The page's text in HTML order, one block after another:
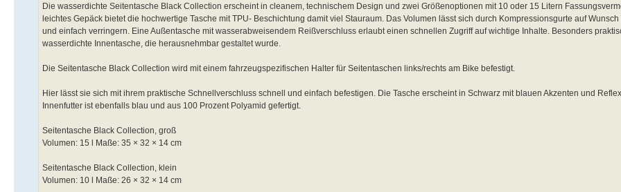
Die wasserdichte Seitentasche Black Collection erscheint in cleanem, technischem Design und zwei Größenoptionen mit 10 oder 15 Litern
leichtes Gepäck bietet die hochwertige Tasche mit TPU- Beschichtung damit viel Stauraum. Das Volumen lässt sich durch Kompressionsgurte auf
und einfach verringern. Eine Außentasche mit wasserabweisendem Reißverschluss erlaubt einen schnellen Zugriff auf wichtige Inhalte. Besonders
wasserdichte Innentasche, die herausnehmbar gestaltet wurde.
Die Seitentasche Black Collection wird mit einem fahrzeugspezifischen Halter für Seitentaschen links/rechts am Bike befestigt.
Hier lässt sie sich mit ihrem praktische Schnellverschluss schnell und einfach befestigen. Die Tasche erscheint in Schwarz mit blauen Akzenten und
Innenfutter ist ebenfalls blau und aus 100 Prozent Polyamid gefertigt.
Seitentasche Black Collection, groß
Volumen: 15 l Maße: 35 × 32 × 14 cm
Seitentasche Black Collection, klein
Volumen: 10 l Maße: 26 × 32 × 14 cm